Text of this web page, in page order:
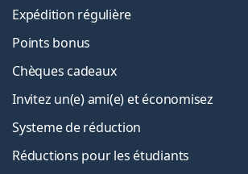
Expédition régulière
Points bonus
Chèques cadeaux
Invitez un(e) ami(e) et économisez
Systeme de réduction
Réductions pour les étudiants